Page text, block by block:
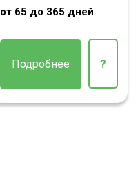
от 65 до 365 дней
Подробнее ?